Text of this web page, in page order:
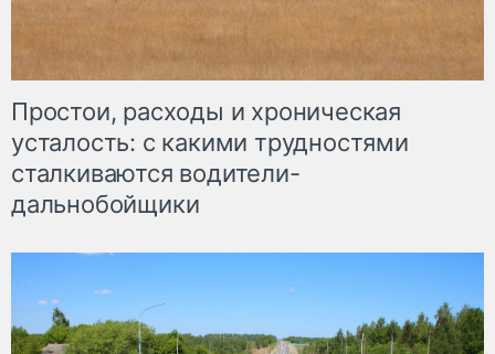
Простои, расходы и хроническая
усталость: с какими трудностями
сталкиваются водители-
дальнобойщики